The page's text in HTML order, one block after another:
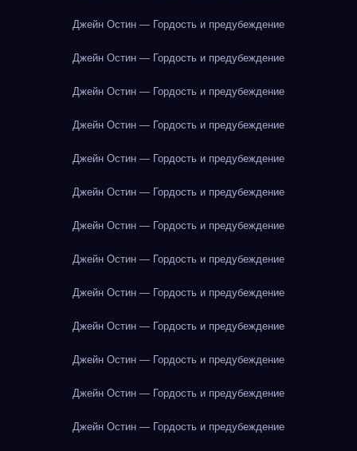
Джейн Остин — Гордость и предубеждение
Джейн Остин — Гордость и предубеждение
Джейн Остин — Гордость и предубеждение
Джейн Остин — Гордость и предубеждение
Джейн Остин — Гордость и предубеждение
Джейн Остин — Гордость и предубеждение
Джейн Остин — Гордость и предубеждение
Джейн Остин — Гордость и предубеждение
Джейн Остин — Гордость и предубеждение
Джейн Остин — Гордость и предубеждение
Джейн Остин — Гордость и предубеждение
Джейн Остин — Гордость и предубеждение
Джейн Остин — Гордость и предубеждение